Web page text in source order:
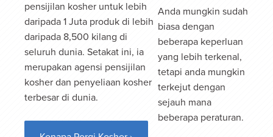
pensijilan kosher untuk lebih
daripada 1 Juta produk di lebih
daripada 8,500 kilang di
seluruh dunia. Setakat ini, ia
merupakan agensi pensijilan
kosher dan penyeliaan kosher
terbesar di dunia.
Anda mungkin sudah
biasa dengan
beberapa keperluan
yang lebih terkenal,
tetapi anda mungkin
terkejut dengan
sejauh mana
beberapa peraturan.